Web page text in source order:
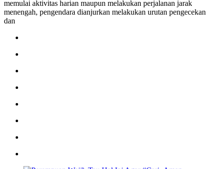
memulai aktivitas harian maupun melakukan perjalanan jarak
menengah, pengendara dianjurkan melakukan urutan pengecekan
dan